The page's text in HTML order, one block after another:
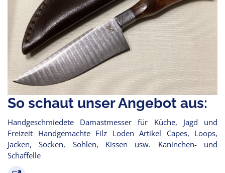
So schaut unser Angebot aus:
Handgeschmiedete Damastmesser für Küche, Jagd und
Freizeit Handgemachte Filz Loden Artikel Capes, Loops,
Jacken, Socken, Sohlen, Kissen usw. Kaninchen- und
Schaffelle